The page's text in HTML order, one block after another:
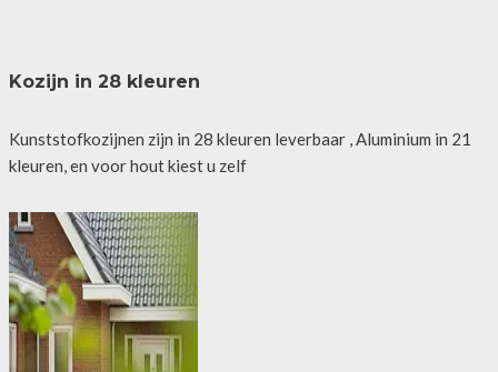
Kozijn in 28 kleuren
Kunststofkozijnen zijn in 28 kleuren leverbaar , Aluminium in 21
kleuren, en voor hout kiest u zelf